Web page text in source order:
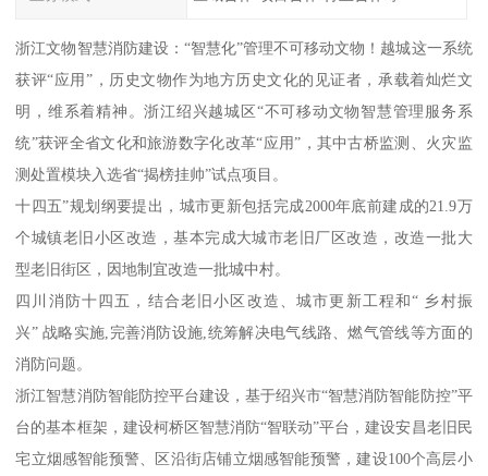
浙江文物智慧消防建设：“智慧化”管理不可移动文物！越城这一系统
获评“应用”，历史文物作为地方历史文化的见证者，承载着灿烂文
明，维系着精神。浙江绍兴越城区“不可移动文物智慧管理服务系
统”获评全省文化和旅游数字化改革“应用”，其中古桥监测、火灾监
测处置模块入选省“揭榜挂帅”试点项目。
十四五”规划纲要提出，城市更新包括完成2000年底前建成的21.9万
个城镇老旧小区改造，基本完成大城市老旧厂区改造，改造一批大
型老旧街区，因地制宜改造一批城中村。
四川消防十四五，结合老旧小区改造、城市更新工程和“ 乡村振
兴” 战略实施,完善消防设施,统筹解决电气线路、燃气管线等方面的
消防问题。
浙江智慧消防智能防控平台建设，基于绍兴市“智慧消防智能防控”平
台的基本框架，建设柯桥区智慧消防“智联动”平台，建设安昌老旧民
宅立烟感智能预警、区沿街店铺立烟感智能预警，建设100个高层小